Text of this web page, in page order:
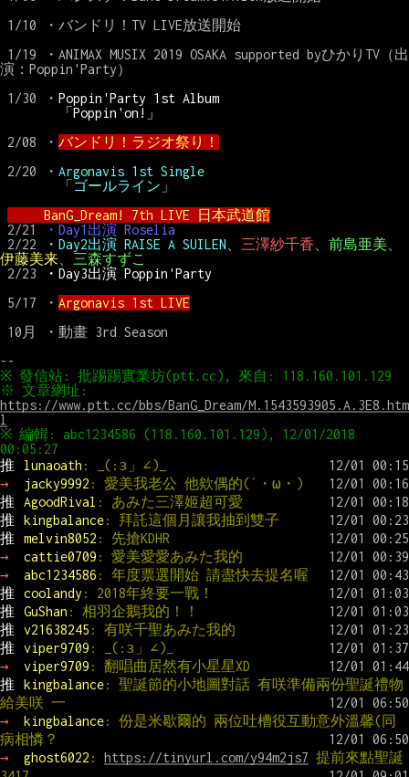
演：Poppin'Party）
1/30 ・ Poppin'Party 1st Album
「Poppin'on!」
2/08 ・ バンドリ！ラジオ祭り！
2/20 ・ Argonavis 1st Single
「ゴールライン」
BanG_Dream! 7th LIVE 日本武道館
2/21
・Day1出演 Roselia
2/22
・Day2出演 RAISE A SUILEN 三澤紗千香 前島亜美
伊藤美来
三森すずこ
2/23
・Day3出演 Poppin'Party
5/17 ・ Argonavis 1st LIVE
https://www.ptt.cc/bbs/BanG_Dream/M.1543593905.A.3E8.htm
l
※ 編輯: abc1234586 (118.160.101.129), 12/01/2018
推
lunaoath : _(:з」∠)_
→
jacky9992 : 愛美我老公 他欸偶的(′・ω・)
推
AgoodRival : あみた三澤姬超可愛
推
kingbalance: 拜託這個月讓我抽到雙子
推
melvin8052 : 先搶KDHR
→
cattie0709 : 愛美愛愛あみた我的
→
abc1234586 : 年度票選開始 請盡快去提名喔
推
coolandy : 2018年終要一戰！
推
GuShan : 相羽企鵝我的！！
推
v21638245 : 有咲千聖あみた我的
推
viper9709 : _(:з」∠)_
→
viper9709 : 翻唱曲居然有小星星XD
推
kingbalance: 聖誕節的小地圖對話 有咲準備兩份聖誕禮物
給美咲 一
→
kingbalance: 份是米歇爾的 兩位吐槽役互動意外溫馨(同
病相憐？
→
ghost6022 : https://tinyurl.com/y94m2js7 提前來點聖誕